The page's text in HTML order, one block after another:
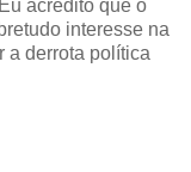
acredito que o
interesse na
a derrota política